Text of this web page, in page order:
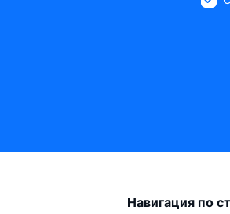
Навигация по